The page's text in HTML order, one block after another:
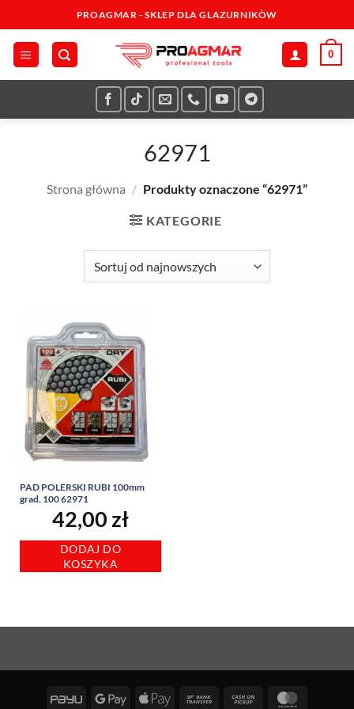
do
zawartości
PROAGMAR - SKLEP DLA GLAZURNIKÒW
0
62971
Strona główna / Produkty oznaczone “62971”
KATEGORIE
PAD POLERSKI RUBI 100mm
grad. 100 62971
42,00 zł
DODAJ DO
KOSZYKA
PayU
Google
Apple
Bank
Cash